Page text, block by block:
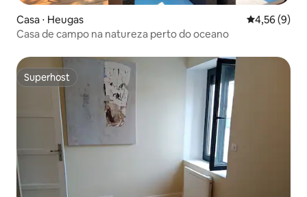
Casa ⋅ Heugas 4,56 de uma
4,56 (9)
Casa de campo na natureza perto do oceano
Superhost
Superhost